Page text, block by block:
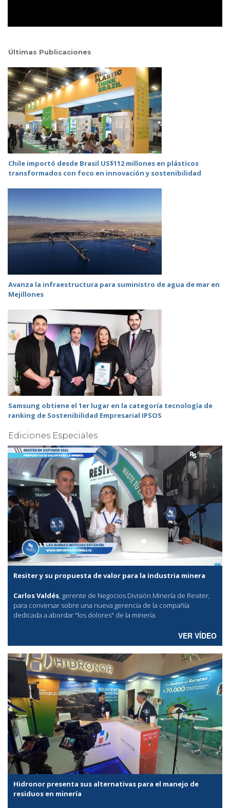
Últimas Publicaciones
Chile importó desde Brasil US$112 millones en plásticos
transformados con foco en innovación y sostenibilidad
Avanza la infraestructura para suministro de agua de mar en
Mejillones
Samsung obtiene el 1er lugar en la categoría tecnología de
ranking de Sostenibilidad Empresarial IPSOS
Ediciones Especiales
Resiter y su propuesta de valor para la industria minera
Carlos Valdés, gerente de Negocios División Minería de Resiter,
para conversar sobre una nueva gerencia de la compañía
dedicada a abordar "los dolores" de la minería.
VER VÍDEO
Hidronor presenta sus alternativas para el manejo de
residuos en minería